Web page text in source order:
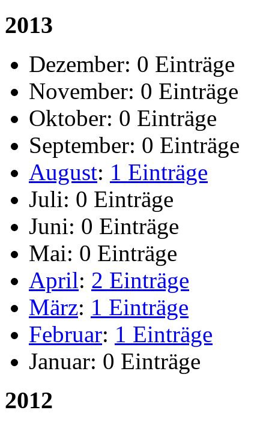
2013
Dezember: 0 Einträge
November: 0 Einträge
Oktober: 0 Einträge
September: 0 Einträge
August: 1 Einträge
Juli: 0 Einträge
Juni: 0 Einträge
Mai: 0 Einträge
April: 2 Einträge
März: 1 Einträge
Februar: 1 Einträge
Januar: 0 Einträge
2012